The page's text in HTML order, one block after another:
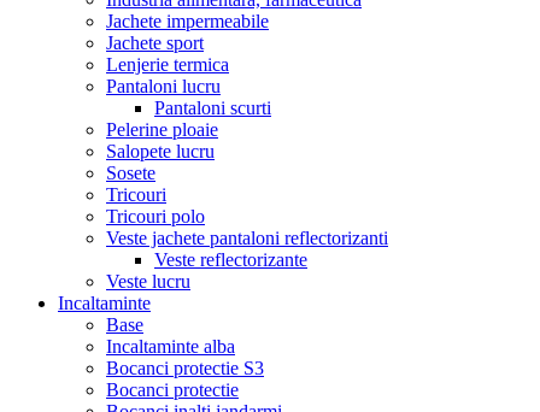
Jachete impermeabile
Jachete sport
Lenjerie termica
Pantaloni lucru
Pantaloni scurti
Pelerine ploaie
Salopete lucru
Sosete
Tricouri
Tricouri polo
Veste jachete pantaloni reflectorizanti
Veste reflectorizante
Veste lucru
Incaltaminte
Base
Incaltaminte alba
Bocanci protectie S3
Bocanci protectie